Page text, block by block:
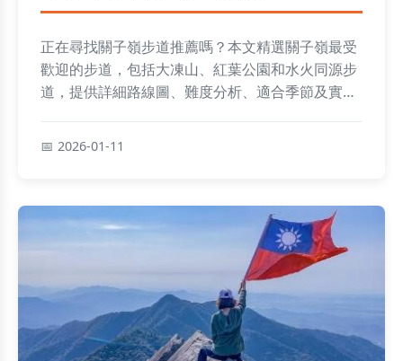
正在尋找關子嶺步道推薦嗎？本文精選關子嶺最受
歡迎的步道，包括大凍山、紅葉公園和水火同源步
道，提供詳細路線圖、難度分析、適合季節及實用
2026-01-11